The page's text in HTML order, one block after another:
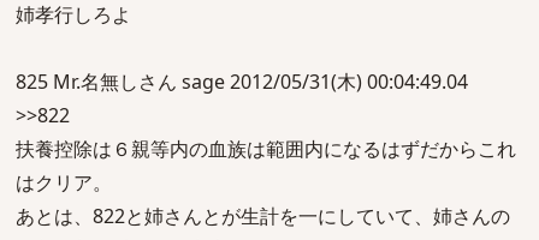
姉孝行しろよ
825 Mr.名無しさん sage 2012/05/31(木) 00:04:49.04
>>822
扶養控除は６親等内の血族は範囲内になるはずだからこれ
はクリア。
あとは、822と姉さんとが生計を一にしていて、姉さんの